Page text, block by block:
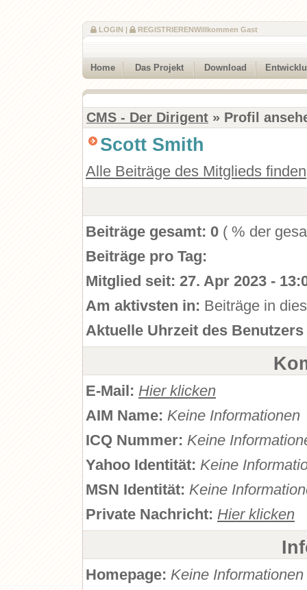
Willkommen Gast
LOGIN | REGISTRIEREN
Home Das Projekt Download
CMS - Der Dirigent » Profil
Scott Smith
Alle Beiträge des Mitglieds finden
Beiträge gesamt: 0 ( % der
Beiträge pro Tag:
Mitglied seit: 27. Apr 2023 -
Am aktivsten in: Beiträge in
Aktuelle Uhrzeit des Benutzers
E-Mail: Hier klicken
AIM Name: Keine Informationen
ICQ Nummer: Keine
Yahoo Identität: Keine
MSN Identität: Keine
Private Nachricht: Hier klicken
Homepage: Keine Informationen